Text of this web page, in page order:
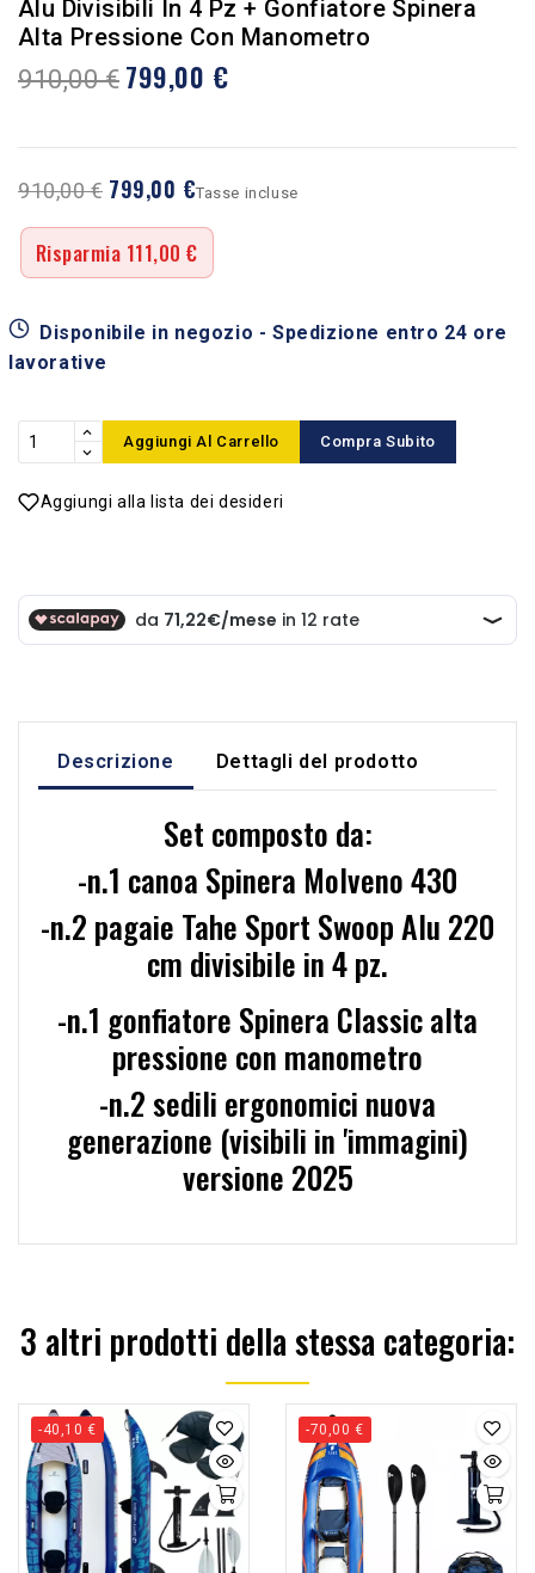
Alu Divisibili In 4 Pz + Gonfiatore Spinera
Alta Pressione Con Manometro
910,00 € 799,00 €
910,00 € 799,00 €
Risparmia 111,00 €
Tasse incluse
Disponibile in negozio - Spedizione entro 24 ore
lavorative
Aggiungi Al Carrello Compra Subito
Aggiungi alla lista dei desideri
Descrizione Dettagli del prodotto
Set composto da:
-n.1 canoa Spinera Molveno 430
-n.2 pagaie Tahe Sport Swoop Alu 220
cm divisibile in 4 pz.
-n.1 gonfiatore Spinera Classic alta
pressione con manometro
-n.2 sedili ergonomici nuova
generazione (visibili in 'immagini)
versione 2025
3 altri prodotti della stessa categoria:
-40,10 € -70,00 €